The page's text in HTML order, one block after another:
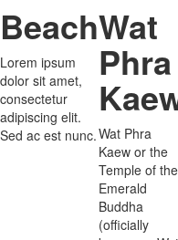
Beach
Lorem ipsum
dolor sit amet,
consectetur
adipiscing elit.
Sed ac est nunc.
Wat
Phra
Wat Phra
Kaew or the
Temple of the
Emerald
Buddha
(officially